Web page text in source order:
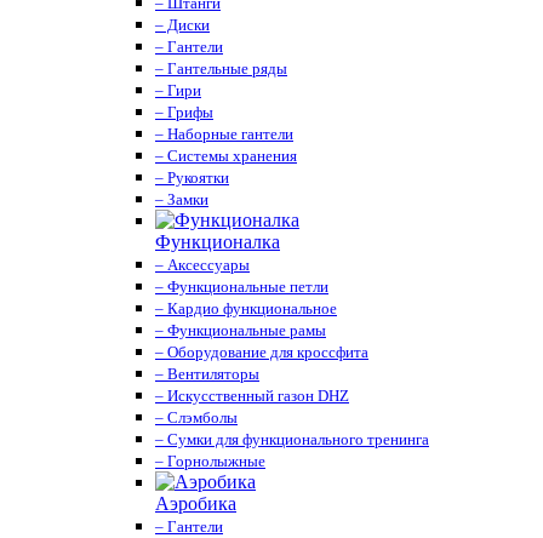
– Диски
– Гантели
– Гантельные ряды
– Гири
– Грифы
– Наборные гантели
– Системы хранения
– Рукоятки
– Замки
Функционалка
– Аксессуары
– Функциональные петли
– Кардио функциональное
– Функциональные рамы
– Оборудование для кроссфита
– Вентиляторы
– Искусственный газон DHZ
– Слэмболы
– Сумки для функционального тренинга
– Горнолыжные
Аэробика
– Гантели